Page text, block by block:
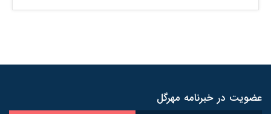
عضویت در خبرنامه مهرگل